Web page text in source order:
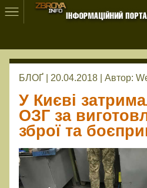
БЛОҐ | 20.04.2018 | Автор:
У Києві
ОЗГ за
зброї та